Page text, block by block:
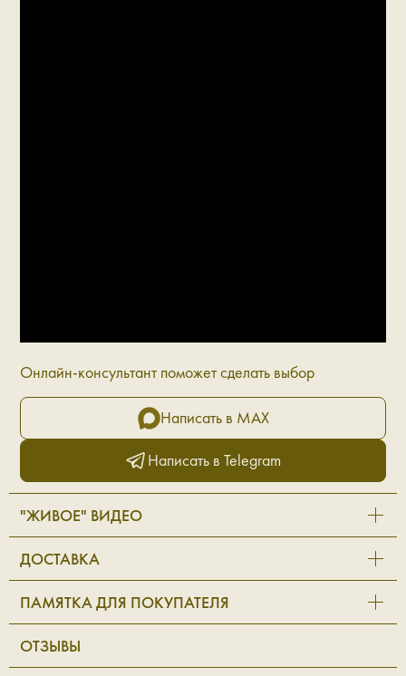
Онлайн-консультант поможет сделать выбор
Написать в MAX
Написать в Telegram
"ЖИВОЕ" ВИДЕО
ДОСТАВКА
ПАМЯТКА ДЛЯ ПОКУПАТЕЛЯ
ОТЗЫВЫ